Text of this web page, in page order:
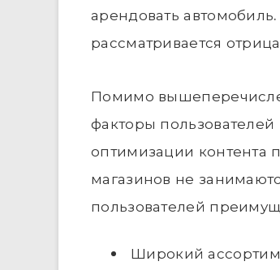
арендовать
рассматривается
Помимо
факторы
оптимизации контента
магазинов не
пользователей
Широкий